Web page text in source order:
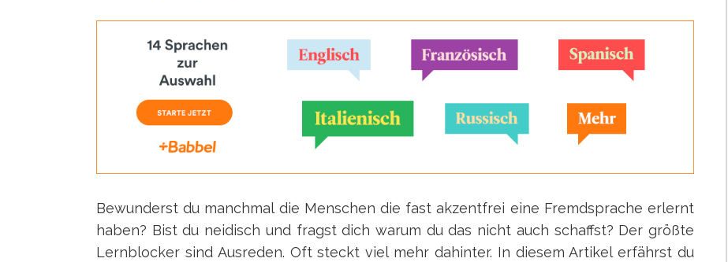
Bewunderst du manchmal die Menschen die fast akzentfrei eine Fremdsprache erlernt
haben? Bist du neidisch und fragst dich warum du das nicht auch schaffst? Der größte
Lernblocker sind Ausreden. Oft steckt viel mehr dahinter. In diesem Artikel erfährst du